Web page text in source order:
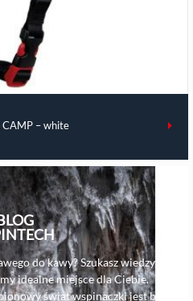
CAMP – white
do kawy? Szukasz wiedzy i
idealne miejsce dla Ciebie.
świat wspinaczki jest bliski,